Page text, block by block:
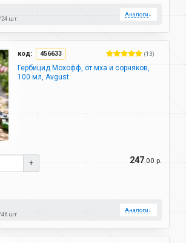
24 шт.
Аналоги↓
код: 456633 (13)
Гербицид Мохофф, от мха и сорняков,
100 мл, Avgust
+ 247.00 р.
46 шт.
Аналоги↓